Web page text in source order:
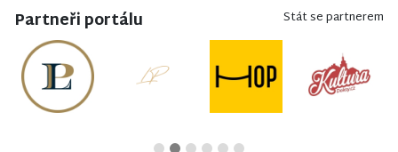
Partneři portálu Stát se partnerem